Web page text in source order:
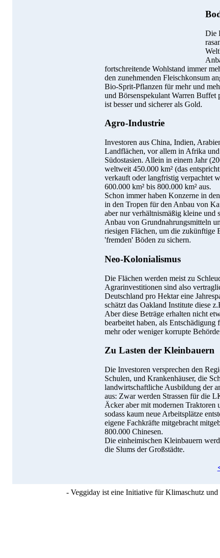
Die
fortschreitende Wohlstand immer
den zunehmenden Fleischkonsum
Bio-Sprit-Pflanzen für mehr und
und Börsenspekulant Warren Buffet
ist besser und sicherer als Gold.
Agro-Industrie
Investoren aus China, Indien,
Landflächen, vor allem in Afrika
Südostasien. Allein in einem Jahr
weltweit 450.000 km² (das
verkauft oder langfristig verpachtet
600.000 km² bis 800.000 km² aus.
Schon immer haben Konzerne in
in den Tropen für den Anbau von
aber nur verhältnismäßig kleine und
Anbau von Grundnahrungsmitteln
riesigen Flächen, um die zukünftige
'fremden' Böden zu sichern.
Neo-Kolonialismus
Die Flächen werden meist zu
Agrarinvestitionen sind also
Deutschland pro Hektar eine
schätzt das Oakland Institute diese
Aber diese Beträge erhalten nicht
bearbeitet haben, als
mehr oder weniger korrupte
Zu Lasten der Kleinbauern
Die Investoren versprechen den
Schulen, und Krankenhäuser, die
landwirtschaftliche Ausbildung der
aus: Zwar werden Strassen für die
Äcker aber mit modernen Traktoren
sodass kaum neue Arbeitsplätze
eigene Fachkräfte mitgebracht
800.000 Chinesen.
Die einheimischen Kleinbauern
die Slums der Großstädte.
- Veggiday ist eine Initiative für Klimaschutz